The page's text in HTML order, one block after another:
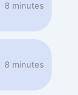
8 minutes
8 minutes